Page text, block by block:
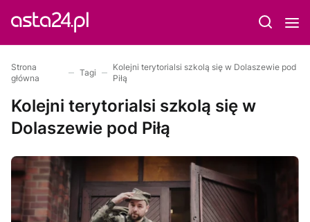
Strona
główna
Tagi
Kolejni terytorialsi szkolą się w Dolaszewie pod
Piłą
Kolejni terytorialsi szkolą się w
Dolaszewie pod Piłą